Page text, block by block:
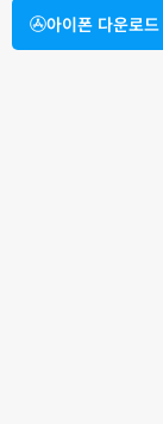
아이폰 다운로드